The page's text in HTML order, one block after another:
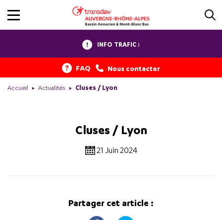
INFO TRAFIC :
FAQ Nous contacter
Accueil Actualités Cluses / Lyon
Cluses / Lyon
21 Juin 2024
Partager cet article :